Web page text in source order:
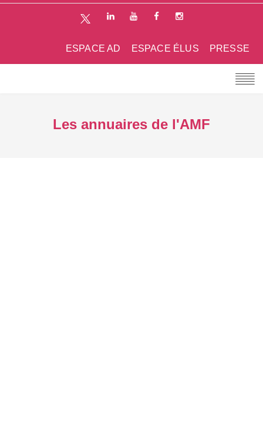
PRESSE
ESPACE ÉLUS
ESPACE AD
Les annuaires de l'AMF